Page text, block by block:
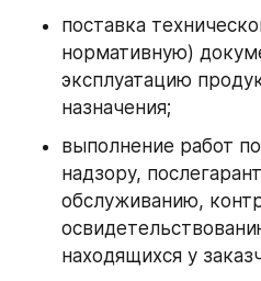
поставка
нормативную)
эксплуатацию
назначения;
выполнение работ
надзору,
обслуживанию,
находящихся у